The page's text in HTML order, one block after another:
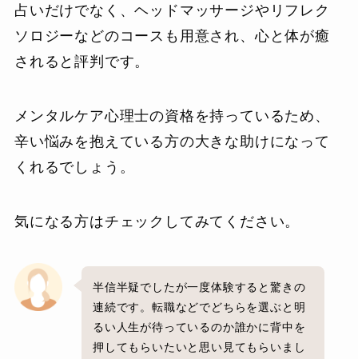
占いだけでなく、ヘッドマッサージやリフレク
ソロジーなどのコースも用意され、心と体が癒
されると評判です。
メンタルケア心理士の資格を持っているため、
辛い悩みを抱えている方の大きな助けになって
くれるでしょう。
気になる方はチェックしてみてください。
半信半疑でしたが一度体験すると驚きの
連続です。転職などでどちらを選ぶと明
るい人生が待っているのか誰かに背中を
押してもらいたいと思い見てもらいまし